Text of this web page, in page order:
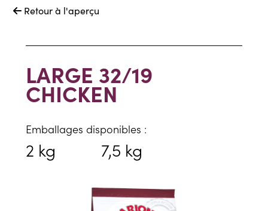
 Retour à l'aperçu
LARGE 32/19
CHICKEN
Emballages disponibles :
2 kg 7,5 kg